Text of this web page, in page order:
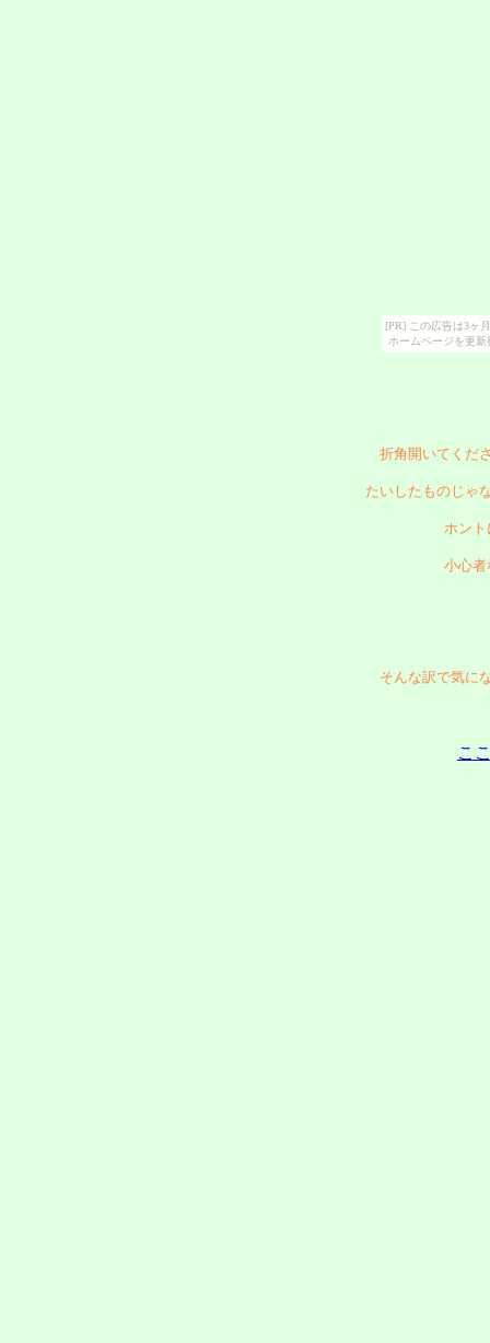
[PR] この広告は3ヶ
ホームページを更
折角開いてくだ
たいしたものじゃ
ホント
小心者
そんな訳で気に
こ